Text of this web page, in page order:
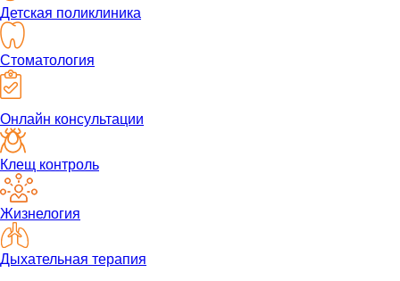
Детская поликлиника
Стоматология
Онлайн консультации
Клещ контроль
Жизнелогия
Дыхательная терапия